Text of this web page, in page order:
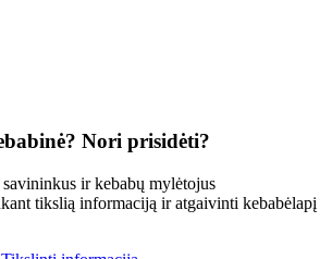
Nori prisidėti?
ir kebabų mylėtojus
tikslią informaciją ir atgaivinti kebabėlapį